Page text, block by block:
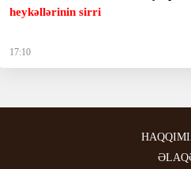
heykəllərinin sirri
17:10